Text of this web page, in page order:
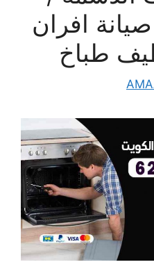
/ صيانة افران
طباخ